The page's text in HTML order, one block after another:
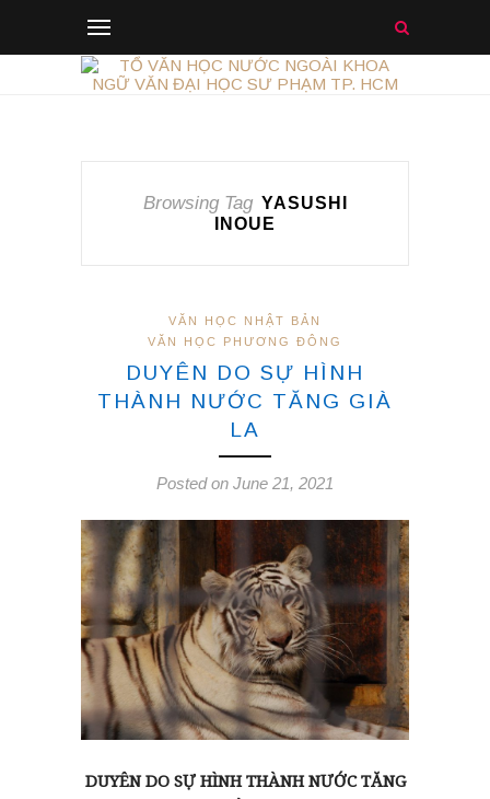
Browsing Tag YASUSHI
INOUE
VĂN HỌC NHẬT BẢN
VĂN HỌC PHƯƠNG ĐÔNG
DUYÊN DO SỰ HÌNH
THÀNH NƯỚC TĂNG GIÀ
LA
Posted on June 21, 2021
DUYÊN DO SỰ HÌNH THÀNH NƯỚC TĂNG